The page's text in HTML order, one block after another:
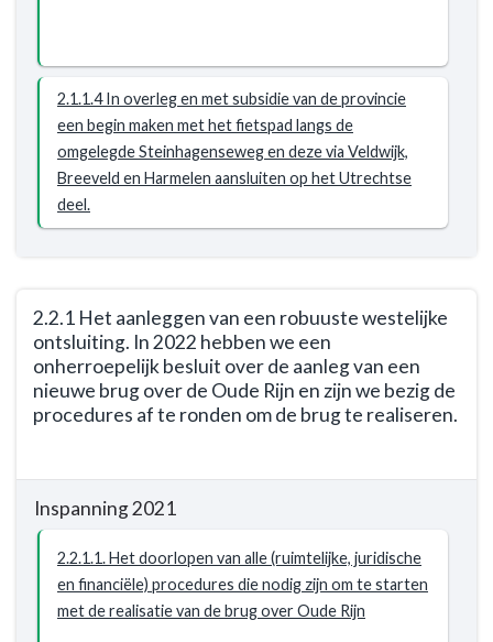
benodigd
doelstelling
bereiken
2.1.1.4 In overleg en met subsidie van de provincie
een begin maken met het fietspad langs de
omgelegde Steinhagenseweg en deze via Veldwijk,
Breeveld en Harmelen aansluiten op het Utrechtse
deel.
2.2.1 Het aanleggen van een robuuste westelijke
ontsluiting. In 2022 hebben we een
onherroepelijk besluit over de aanleg van een
nieuwe brug over de Oude Rijn en zijn we bezig de
procedures af te ronden om de brug te realiseren.
naar
navigatie
Opgave:
Woerden
veilig,
Inspanning 2021
2.2.1.1. Het doorlopen van alle (ruimtelijke, juridische
en financiële) procedures die nodig zijn om te starten
met de realisatie van de brug over Oude Rijn